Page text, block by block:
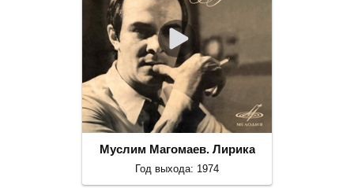
Муслим Магомаев. Лирика
Год выхода: 1974